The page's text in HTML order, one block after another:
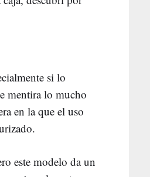
si lo
mentira lo mucho
en la que el uso
este modelo da un